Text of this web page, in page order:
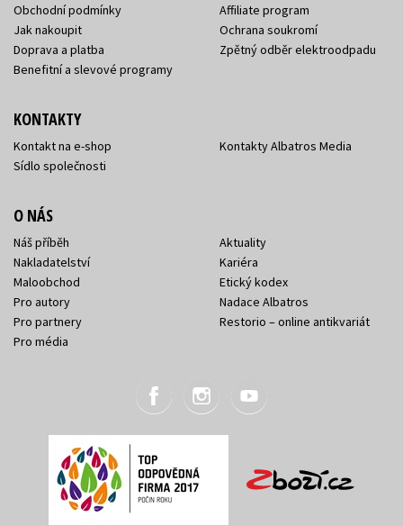
Obchodní podmínky
Jak nakoupit
Doprava a platba
Benefitní a slevové programy
Affiliate program
Ochrana soukromí
Zpětný odběr elektroodpadu
KONTAKTY
Kontakt na e-shop
Sídlo společnosti
Kontakty Albatros Media
O NÁS
Náš příběh
Nakladatelství
Maloobchod
Pro autory
Pro partnery
Pro média
Aktuality
Kariéra
Etický kodex
Nadace Albatros
Restorio – online antikvariát